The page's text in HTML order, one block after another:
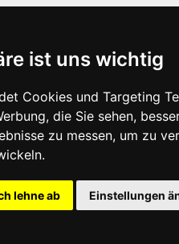
ist uns wichtig
Cookies und Targeting
die Sie sehen,
zu messen, um zu
lehne ab Einstellungen